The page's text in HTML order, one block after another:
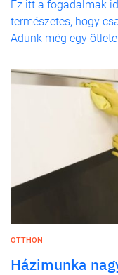
Ez itt a fogadalmak
természetes, hogy
Adunk még egy
OTTHON
Házimunka